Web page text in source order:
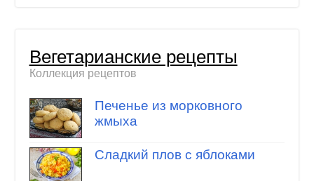
Вегетарианские рецепты
Коллекция рецептов
Печенье из морковного
жмыха
Сладкий плов с яблоками